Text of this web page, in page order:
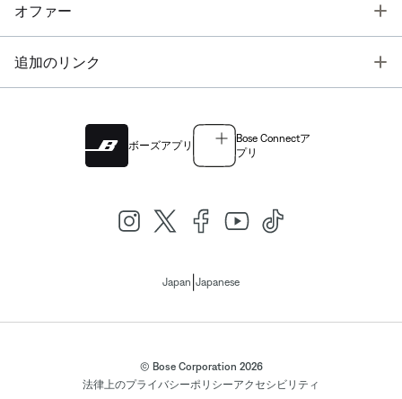
オファー
追加のリンク
ボーズアプリ
Bose Connectア
プリ
Japan Japanese
© Bose Corporation 2026
法律上のプライバシーポリシーアクセシビリティ